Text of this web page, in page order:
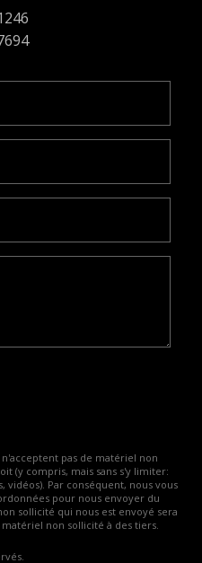
pas de matériel non
(y compris, mais sans s'y limiter:
vidéos). Par conséquent, nous vous
pour nous envoyer du
sollicité qui nous est envoyé sera
non sollicité à des tiers.